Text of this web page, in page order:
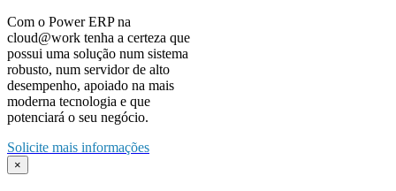
Com o Power ERP na
cloud@work tenha a certeza que
possui uma solução num sistema
robusto, num servidor de alto
desempenho, apoiado na mais
moderna tecnologia e que
potenciará o seu negócio.
Solicite mais informações
×